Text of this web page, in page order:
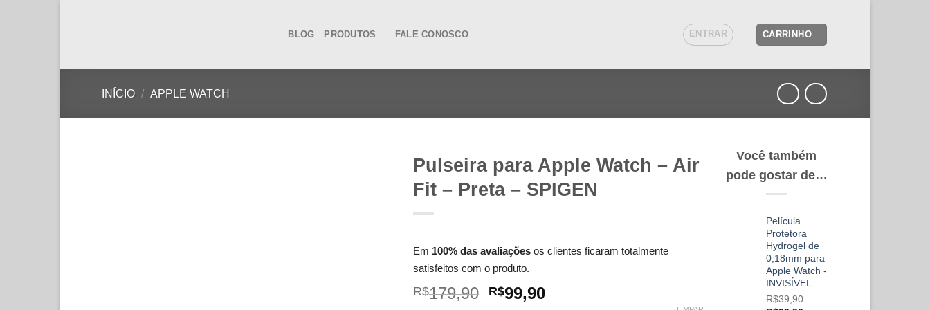
BLOG PRODUTOS FALE CONOSCO ENTRAR CARRINHO
INÍCIO / APPLE WATCH
Pulseira para Apple Watch – Air
Fit – Preta – SPIGEN
Avaliado
de 5, com
1
avaliação
Em 100% das avaliações os clientes ficaram totalmente
satisfeitos com o produto.
R$179,90 R$99,90
Você também
pode gostar de…
Película
Protetora
Hydrogel de
0,18mm para
Apple Watch -
INVISÍVEL
R$39,90